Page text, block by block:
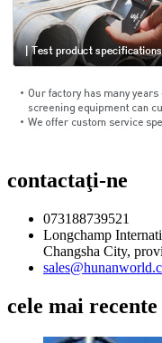
contactaţi-ne
073188739521
Longchamp
Changsha City,
cele mai